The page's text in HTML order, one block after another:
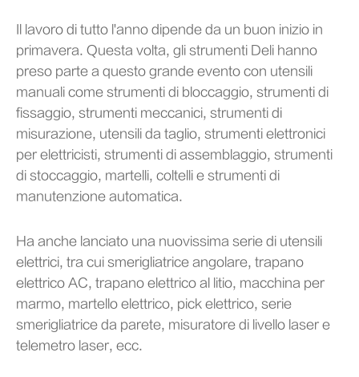
Il lavoro di tutto l'anno dipende da un buon inizio in
primavera. Questa volta, gli strumenti Deli hanno
preso parte a questo grande evento con utensili
manuali come strumenti di bloccaggio, strumenti di
fissaggio, strumenti meccanici, strumenti di
misurazione, utensili da taglio, strumenti elettronici
per elettricisti, strumenti di assemblaggio, strumenti
di stoccaggio, martelli, coltelli e strumenti di
manutenzione automatica.
Ha anche lanciato una nuovissima serie di utensili
elettrici, tra cui smerigliatrice angolare, trapano
elettrico AC, trapano elettrico al litio, macchina per
marmo, martello elettrico, pick elettrico, serie
smerigliatrice da parete, misuratore di livello laser e
telemetro laser, ecc.